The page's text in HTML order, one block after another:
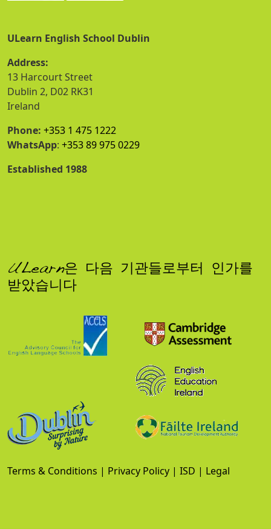
ULearn English School Dublin
Address:
13 Harcourt Street
Dublin 2, D02 RK31
Ireland
Phone: +353 1 475 1222
WhatsApp: +353 89 975 0229
Established 1988
ULearn은 다음 기관들로부터 인가를
받았습니다
Terms & Conditions | Privacy Policy | ISD | Legal